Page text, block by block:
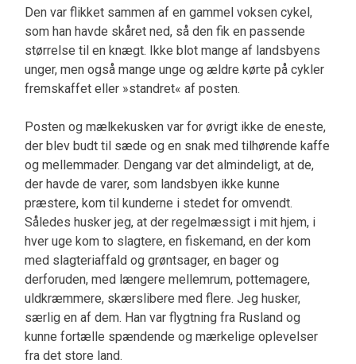
Den var flikket sammen af en gammel voksen cykel,
som han havde skåret ned, så den fik en passende
størrelse til en knægt. Ikke blot mange af landsbyens
unger, men også mange unge og ældre kørte på cykler
fremskaffet eller »standret« af posten.
Posten og mælkekusken var for øvrigt ikke de eneste,
der blev budt til sæde og en snak med tilhørende kaffe
og mellemmader. Dengang var det almindeligt, at de,
der havde de varer, som landsbyen ikke kunne
præstere, kom til kunderne i stedet for omvendt.
Således husker jeg, at der regelmæssigt i mit hjem, i
hver uge kom to slagtere, en fiskemand, en der kom
med slagteriaffald og grøntsager, en bager og
derforuden, med længere mellemrum, pottemagere,
uldkræmmere, skærslibere med flere. Jeg husker,
særlig en af dem. Han var flygtning fra Rusland og
kunne fortælle spændende og mærkelige oplevelser
fra det store land.